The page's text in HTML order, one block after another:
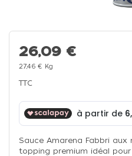
26,09 €
27,46 € Kg
TTC
Sauce Amarena Fabbri aux
topping premium idéal